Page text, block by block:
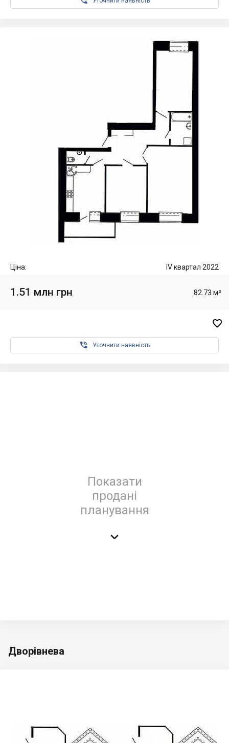
Ціна: IV квартал 2022
1.51 млн грн 82.73 м²

 Уточнити наявність
Показати
продані
планування

Дворівнева